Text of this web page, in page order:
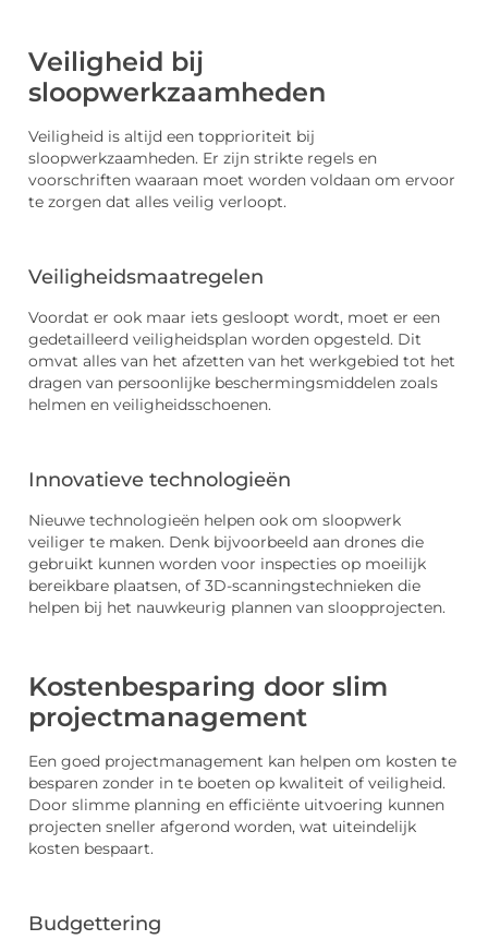
Veiligheid bij
sloopwerkzaamheden
Veiligheid is altijd een topprioriteit bij
sloopwerkzaamheden. Er zijn strikte regels en
voorschriften waaraan moet worden voldaan om ervoor
te zorgen dat alles veilig verloopt.
Veiligheidsmaatregelen
Voordat er ook maar iets gesloopt wordt, moet er een
gedetailleerd veiligheidsplan worden opgesteld. Dit
omvat alles van het afzetten van het werkgebied tot het
dragen van persoonlijke beschermingsmiddelen zoals
helmen en veiligheidsschoenen.
Innovatieve technologieën
Nieuwe technologieën helpen ook om sloopwerk
veiliger te maken. Denk bijvoorbeeld aan drones die
gebruikt kunnen worden voor inspecties op moeilijk
bereikbare plaatsen, of 3D-scanningstechnieken die
helpen bij het nauwkeurig plannen van sloopprojecten.
Kostenbesparing door slim
projectmanagement
Een goed projectmanagement kan helpen om kosten te
besparen zonder in te boeten op kwaliteit of veiligheid.
Door slimme planning en efficiënte uitvoering kunnen
projecten sneller afgerond worden, wat uiteindelijk
kosten bespaart.
Budgettering